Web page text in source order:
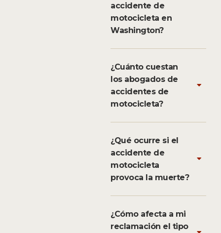
accidente de
motocicleta en
Washington?
¿Cuánto cuestan
los abogados de
accidentes de
motocicleta?
¿Qué ocurre si el
accidente de
motocicleta
provoca la muerte?
¿Cómo afecta a mi
reclamación el tipo